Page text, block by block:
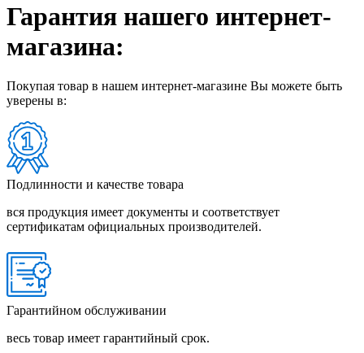
Гарантия нашего интернет-
магазина:
Покупая товар в нашем интернет-магазине Вы можете быть
уверены в:
Подлинности и качестве товара
вся продукция имеет документы и соответствует
сертификатам официальных производителей.
Гарантийном обслуживании
весь товар имеет гарантийный срок.